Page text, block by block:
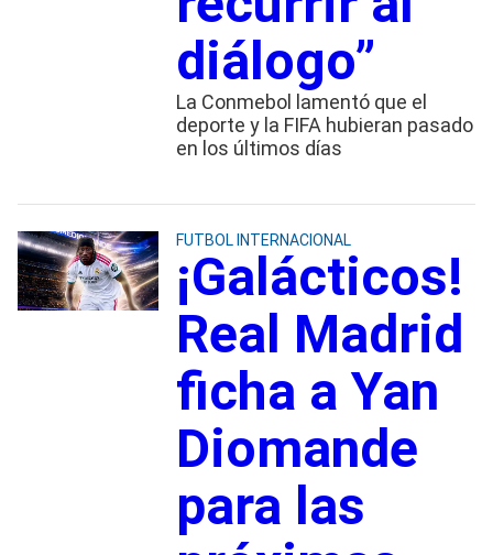
diálogo”
La Conmebol lamentó que el
deporte y la FIFA hubieran pasado
en los últimos días
FUTBOL INTERNACIONAL
¡Galácticos!
Real Madrid
ficha a Yan
Diomande
para las